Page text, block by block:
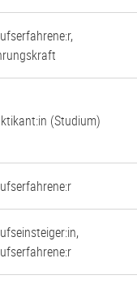
(Studium)